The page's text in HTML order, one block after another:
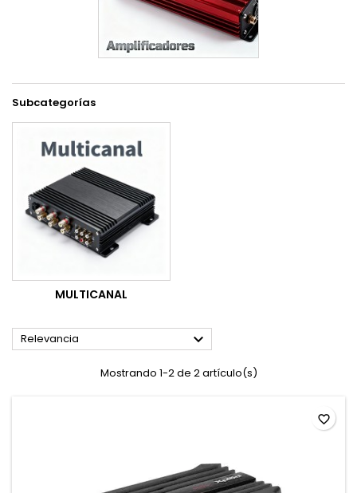
Subcategorías
MULTICANAL
Relevancia 
Mostrando 1-2 de 2 artículo(s)
favorite_border